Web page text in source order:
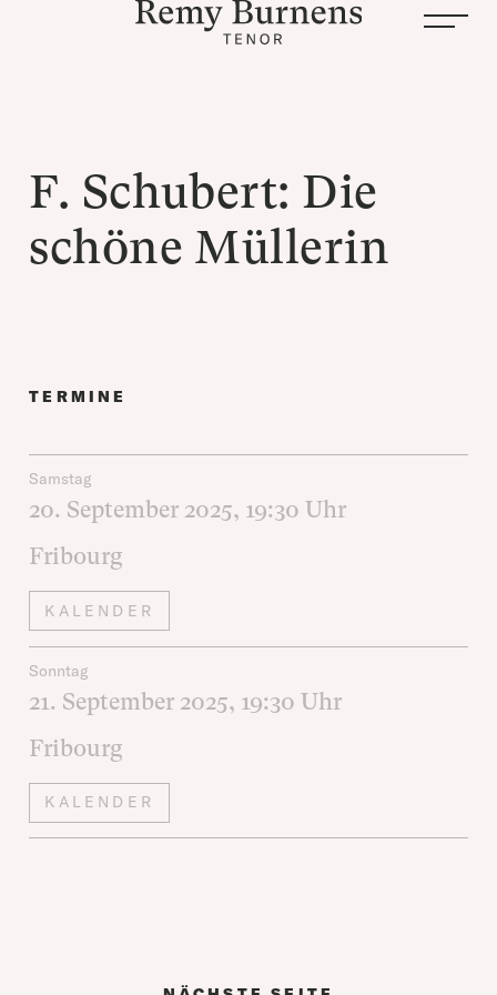
F. Schubert: Die
schöne Müllerin
TERMINE
Samstag
20. September 2025, 19:30 Uhr
Fribourg
KALENDER
Sonntag
21. September 2025, 19:30 Uhr
Fribourg
KALENDER